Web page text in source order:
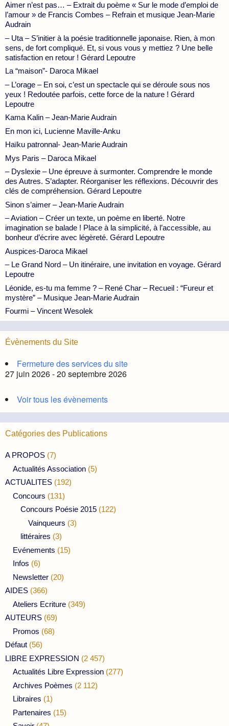
Aimer n’est pas… – Extrait du poème « Sur le mode d’emploi de
l’amour » de Francis Combes – Refrain et musique Jean-Marie
Audrain
– Uta – S’initier à la poésie traditionnelle japonaise. Rien, à mon
sens, de fort compliqué. Et, si vous vous y mettiez ? Une belle
satisfaction en retour ! Gérard Lepoutre
La “maison”- Daroca Mikael
– L’orage – En soi, c’est un spectacle qui se déroule sous nos
yeux ! Redoutée parfois, cette force de la nature ! Gérard
Lepoutre
Kama Kalin – Jean-Marie Audrain
En mon ici, Lucienne Maville-Anku
Haïku patronnal- Jean-Marie Audrain
Mys Paris – Daroca Mikael
– Dyslexie – Une épreuve à surmonter. Comprendre le monde
des Autres. S’adapter. Réorganiser les réflexions. Découvrir des
clés de compréhension. Gérard Lepoutre
Sinon s’aimer – Jean-Marie Audrain
– Aviation – Créer un texte, un poème en liberté. Notre
imagination se balade ! Place à la simplicité, à l’accessible, au
bonheur d’écrire avec légèreté. Gérard Lepoutre
Auspices-Daroca Mikael
– Le Grand Nord – Un itinéraire, une invitation en voyage. Gérard
Lepoutre
Léonide, es-tu ma femme ? – René Char – Recueil : “Fureur et
mystère” – Musique Jean-Marie Audrain
Fourmi – Vincent Wesolek
Évènements du Site
Fermeture des services du site
27 juin 2026 - 20 septembre 2026
Voir tous les évènements
Catégories des Publications
A PROPOS (7)
Actualités Association (5)
ACTUALITES (192)
Concours (131)
Concours Poésie 2015 (122)
Vainqueurs (3)
littéraires (3)
Evénements (15)
Infos (6)
Newsletter (20)
AIDES (366)
Ateliers Ecriture (349)
AUTEURS (69)
Promos (68)
Défaut (56)
LIBRE EXPRESSION (2 457)
Actualités Libre Expression (277)
Archives Poèmes (2 112)
Libraires (1)
Partenaires (15)